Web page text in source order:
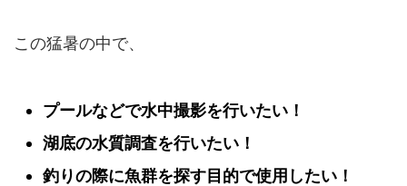
この猛暑の中で、
プールなどで水中撮影を行いたい！
湖底の水質調査を行いたい！
釣りの際に魚群を探す目的で使用したい！